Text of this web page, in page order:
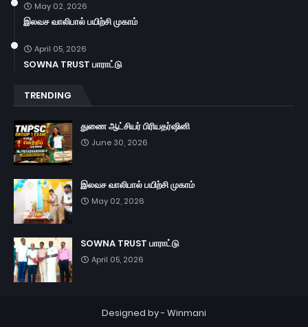
May 02, 2026
இலவச வாலிபால் பயிற்சி முகாம்
April 05, 2026
SOWNA TRUST பாராட்டு
TRENDING
துணை ஆட்சியர் பிரியதர்ஷினி
June 30, 2026
இலவச வாலிபால் பயிற்சி முகாம்
May 02, 2026
SOWNA TRUST பாராட்டு
April 05, 2026
Designed by - Winmani